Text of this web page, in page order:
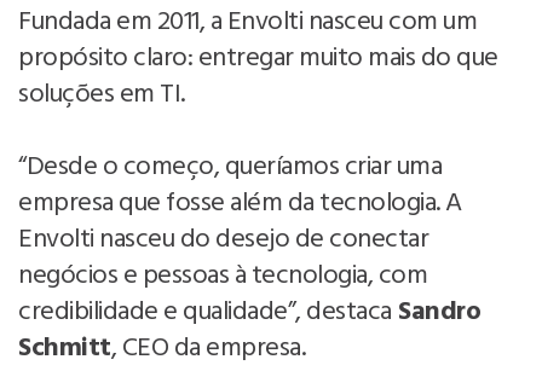
Fundada em 2011, a Envolti nasceu com um
propósito claro: entregar muito mais do que
soluções em TI.
“Desde o começo, queríamos criar uma
empresa que fosse além da tecnologia. A
Envolti nasceu do desejo de conectar
negócios e pessoas à tecnologia, com
credibilidade e qualidade”, destaca Sandro
Schmitt, CEO da empresa.